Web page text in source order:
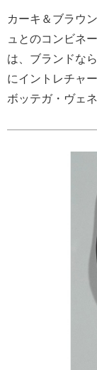
カーキ＆ブラウ
ュとのコンビネ
は、ブランドな
にイントレチャ
ボッテガ・ヴェ